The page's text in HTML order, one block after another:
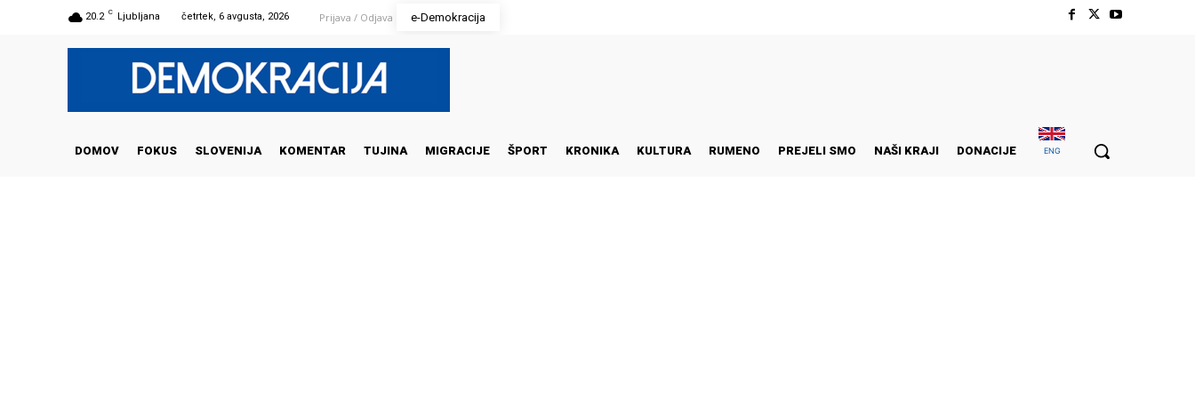
20.2 C Ljubljana četrtek, 6 avgusta, 2026 Prijava / Odjava e-Demokracija
DOMOV FOKUS SLOVENIJA KOMENTAR TUJINA MIGRACIJE ŠPORT KRONIKA KULTURA RUMENO PREJELI SMO NAŠI KRAJI DONACIJE ENG